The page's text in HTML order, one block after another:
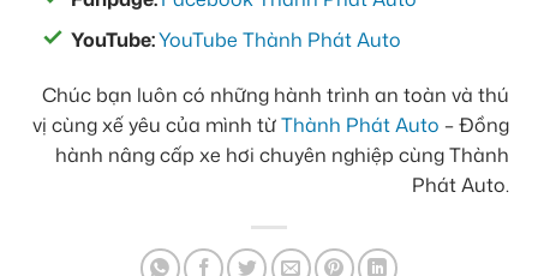
YouTube:YouTube Thành Phát Auto
Chúc bạn luôn có những hành trình an toàn và thú
vị cùng xế yêu của mình từThành Phát Auto – Đồng
hành nâng cấp xe hơi chuyên nghiệp cùng Thành
Phát Auto.